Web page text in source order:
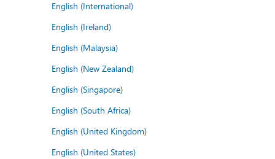
English (International)
English (Ireland)
English (Malaysia)
English (New Zealand)
English (Singapore)
English (South Africa)
English (United Kingdom)
English (United States)